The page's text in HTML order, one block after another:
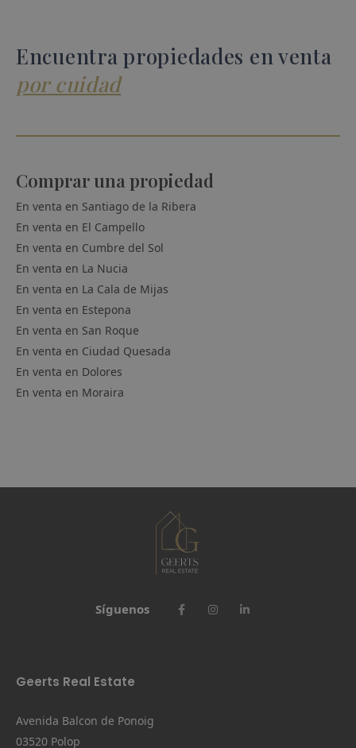
Encuentra propiedades en venta
por cuidad
Comprar una propiedad
En venta en Santiago de la Ribera
En venta en El Campello
En venta en Cumbre del Sol
En venta en La Nucia
En venta en La Cala de Mijas
En venta en Estepona
En venta en San Roque
En venta en Ciudad Quesada
En venta en Dolores
En venta en Moraira
Síguenos
Geerts Real Estate
Avenida Balcon de Ponoig
03520 Polop